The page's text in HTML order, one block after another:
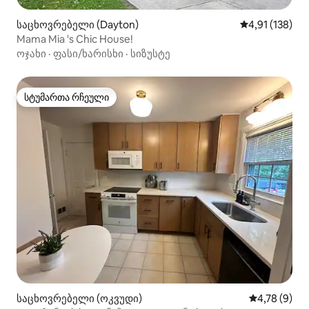
საცხოვრებელი (Dayton) საშუალო
4,91 (138)
Mama Mia 's Chic House!
ოჯახი · ფასი/ხარისხი · სიზუსტე
სტუმართა რჩეული
სტუმართა რჩეული
საცხოვრებელი (ოკვუდი) საშუალო
4,78 (9)